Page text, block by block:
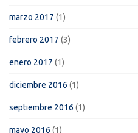
marzo 2017 (1)
febrero 2017 (3)
enero 2017 (1)
diciembre 2016 (1)
septiembre 2016 (1)
mayo 2016 (1)